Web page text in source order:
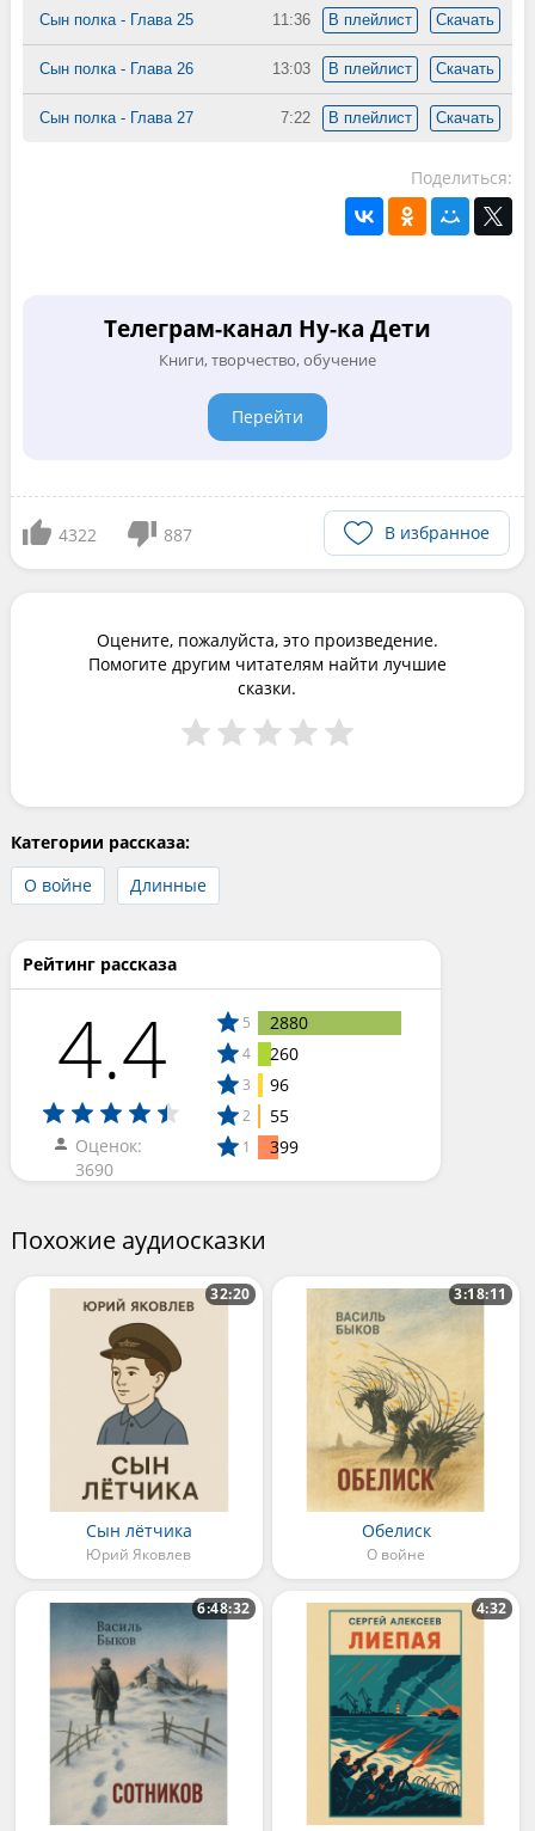
11:36 В плейлист Скачать
Сын полка - Глава 25
13:03 В плейлист Скачать
Сын полка - Глава 26
7:22 В плейлист Скачать
Сын полка - Глава 27
Поделиться:
Телеграм-канал Ну-ка Дети
Книги, творчество, обучение
Перейти
4322 887 В избранное
Оцените, пожалуйста, это произведение.
Помогите другим читателям найти лучшие
сказки.
Категории рассказа:
О войне
Длинные
Рейтинг рассказа
4.4
Оценок:
3690
5 2880
4 260
3 96
2 55
1 399
Похожие аудиосказки
Сын лётчика
Юрий Яковлев
32:20
Обелиск
О войне
3:18:11
6:48:32 4:32